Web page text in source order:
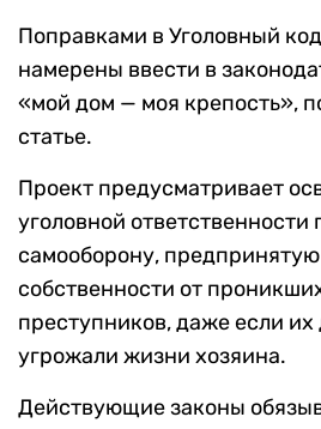
Поправками в Уголовный
намерены ввести в
«мой дом — моя крепость»,
статье.
Проект предусматривает
уголовной ответственности
самооборону,
собственности от
преступников, даже если их
угрожали жизни хозяина.
Действующие законы